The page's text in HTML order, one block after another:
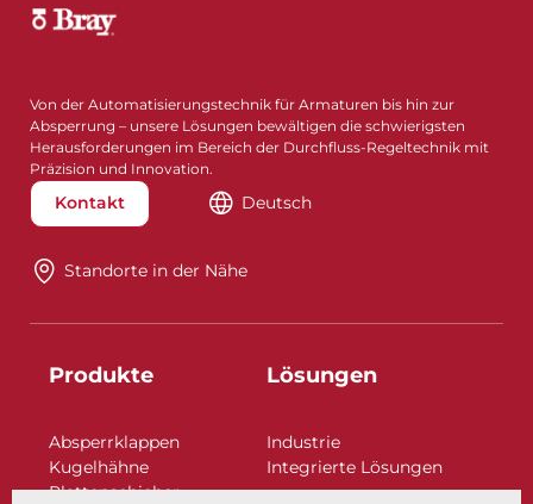
Von der Automatisierungstechnik für Armaturen bis hin zur
Absperrung – unsere Lösungen bewältigen die schwierigsten
Herausforderungen im Bereich der Durchfluss-Regeltechnik mit
Präzision und Innovation.
Kontakt Deutsch
Standorte in der Nähe​​​​​​​
Produkte
Absperrklappen
Kugelhähne
Plattenschieber
Lösungen
Industrie
Integrierte Lösungen